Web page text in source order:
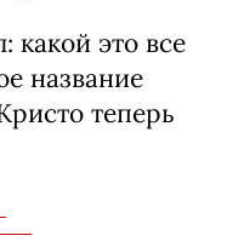
это все
название
теперь